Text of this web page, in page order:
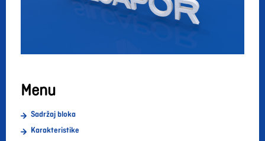
Menu
Sadržaj bloka
Karakteristike